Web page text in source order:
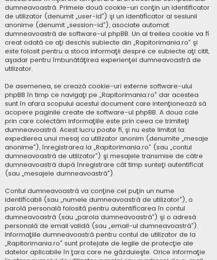
dumneavoastră. Primele două cookie-uri conţin un identificator
de utilizator (denumit „user-id”) şi un identificator al sesiunii
anonime (denumit „session-id”), asociate automat
dumneavoastră de software-ul phpBB. Un al treilea cookie va fi
creat odată ce aţi deschis subiecte din „Rapitorimania.ro” şi
este folosit pentru a stoca informaţii despre ce subiecte aţi citit,
aşadar pentru îmbunătăţirea experienţei dumneavoastră de
utilizator.
De asemenea, se crează cookie-uri externe software-ului
phpBB în timp ce navigaţi pe „Rapitorimania.ro” dar acestea
sunt în afara scopului acestui document care intenţionează să
acopere paginile create de software-ul phpBB. A doua cale
prin care colectăm informaţiile este prin ceea ce trimiteţi
dumneavoastră. Acest lucru poate fi, şi nu este limitat la:
expedierea unui mesaj ca utilizator anonim (denumite „mesaje
anonime”), înregistrarea la „Rapitorimania.ro” (sau „contul
dumneavoastră de utilizator”) şi mesajele transmise de către
dumneavoastră după înregistrare cât timp sunteţi autentificat
(sau „mesajele dumneavoastră”).
Contul dumneavoastră va conţine cel puţin un nume
identificabil (sau „numele dumneavoastră de utilizator”), o
parolă personală folosită pentru autentificarea în contul
dumneavoastră (sau „parola dumneavoastră”) şi o adresă
personală de email validă (sau „email-ul dumneavoastră”).
Informaţiile dumneavoastră pentru contul de utilizator de la
„Rapitorimania.ro” sunt protejate de legile de protecţie ale
datelor aplicabile în ţara care ne găzduieşte. Orice informaţie